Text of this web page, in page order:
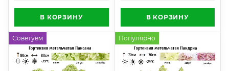
В КОРЗИНУ В КОРЗИНУ
Советуем Популярно